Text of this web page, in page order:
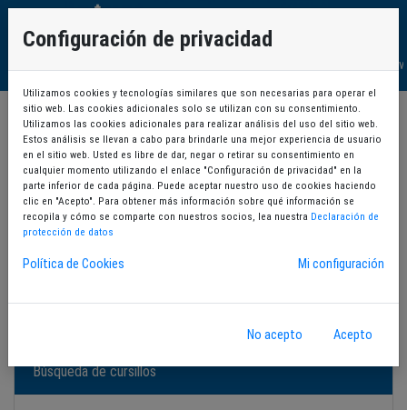
Cita
1 Selección de la persona interesada y búsqueda de cursillos
2 Selección del cursillo
3
4 Resultado de la Inscripción
Búsqueda de cursillos
Configuración de privacidad
Utilizamos cookies y tecnologías similares que son necesarias para operar el
sitio web. Las cookies adicionales solo se utilizan con su consentimiento.
Utilizamos las cookies adicionales para realizar análisis del uso del sitio web.
Estos análisis se llevan a cabo para brindarle una mejor experiencia de usuario
en el sitio web. Usted es libre de dar, negar o retirar su consentimiento en
cualquier momento utilizando el enlace "Configuración de privacidad" en la
parte inferior de cada página. Puede aceptar nuestro uso de cookies haciendo
clic en "Acepto". Para obtener más información sobre qué información se
recopila y cómo se comparte con nuestros socios, lea nuestra Declaración de
protección de datos
Política de Cookies Mi configuración
No acepto Acepto